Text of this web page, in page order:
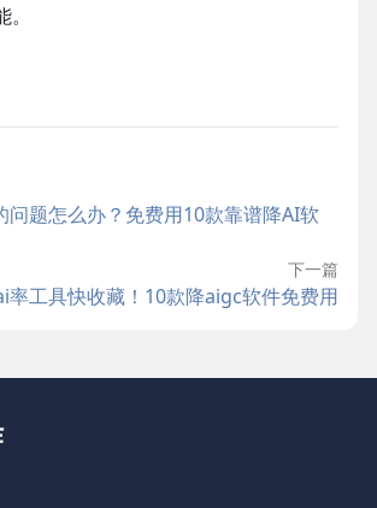
问题怎么办？免费用10款靠谱降AI软
下一篇
率工具快收藏！10款降aigc软件免费用